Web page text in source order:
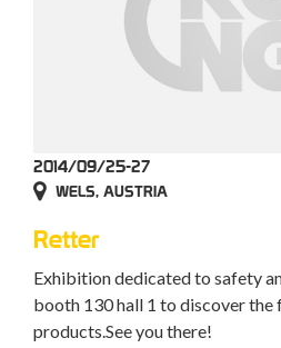
2014/09/25-27
WELS, AUSTRIA
Retter
Exhibition dedicated to safety
booth 130 hall 1 to discover the
products.See you there!